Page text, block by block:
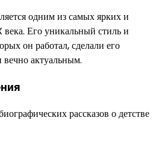
одним из самых ярких и
Его уникальный стиль и
он работал, сделали его
актуальным.
рассказов о детстве